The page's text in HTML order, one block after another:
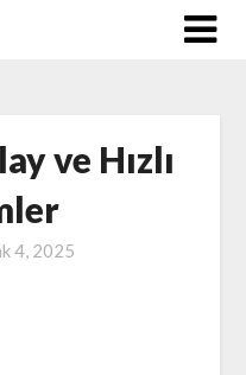
ve Hızlı
4, 2025